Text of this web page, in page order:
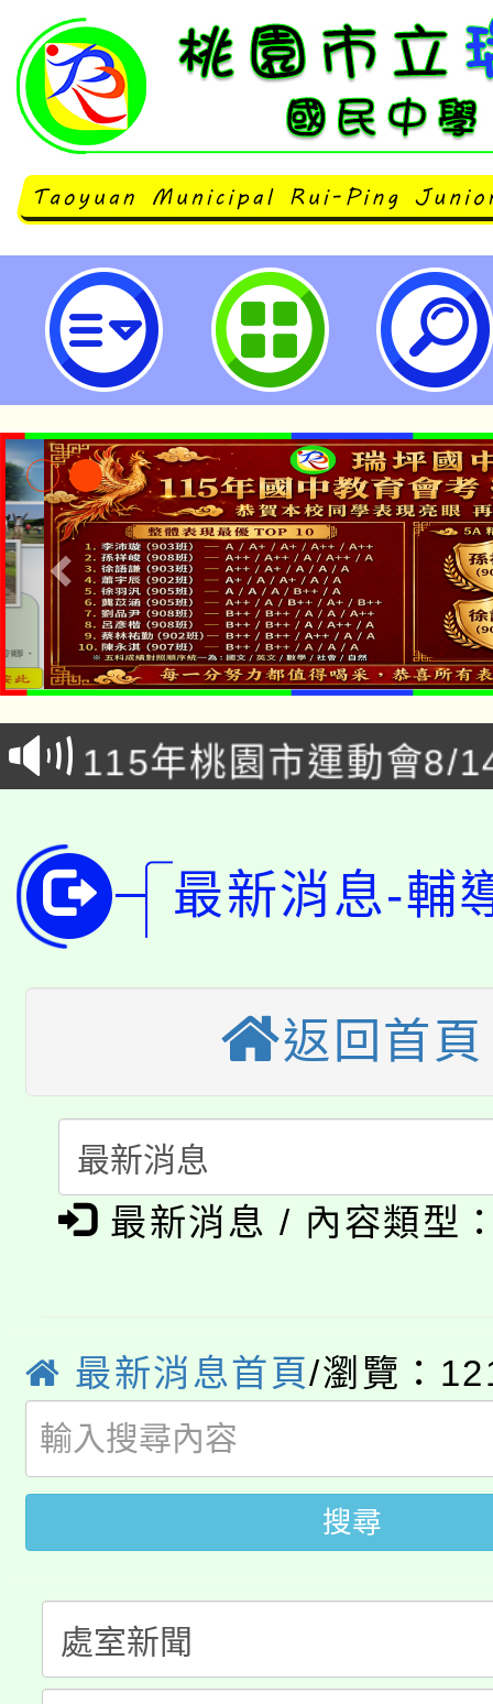
轉知敏惠醫護管理專科學校於臺中
理五專入學管道招生說明會訊息-
中學
「本色祭」8/29、30在
場熱烈登場!
8/21下午1時於龍潭區
徵才活動。
YOUNG桃局內行報名
局官網。
8月14至27日，桃園電
開!
115年桃園市運動會8/
桃園市低收入戶享有免
視費優惠，中低收入戶
半價優惠，詳情可洽有
者。
大園自造教育及科技中
份教師增能研習
大溪自造教育及科技中
115年食農教育專業人
場熱烈登場!
8/21下午1時於龍潭區
徵才活動。
YOUNG桃局內行報名
局官網。
8月14至27日，桃園電
田徑場及游泳池舉行。
桃園市低收入戶享有免
視費優惠，中低收入戶
半價優惠，詳情可洽有
大園自造教育及科技中
份教師增能研習
大溪自造教育及科技中
淨零綠生活教案入校路
程
最新消息-輔
返回首頁
最新消息 / 內容類型
最新消息首頁/瀏覽：
搜尋